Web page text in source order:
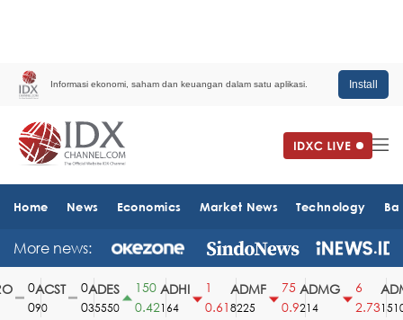
Informasi ekonomi, saham dan keuangan dalam satu aplikasi. Install
Home News Economics Market News Technology
More news:
ACST
90
ADES
35550
150
0.42
ADHI
164
0.61
ADMF
8225
75
0.9
ADMG
214
2.731510